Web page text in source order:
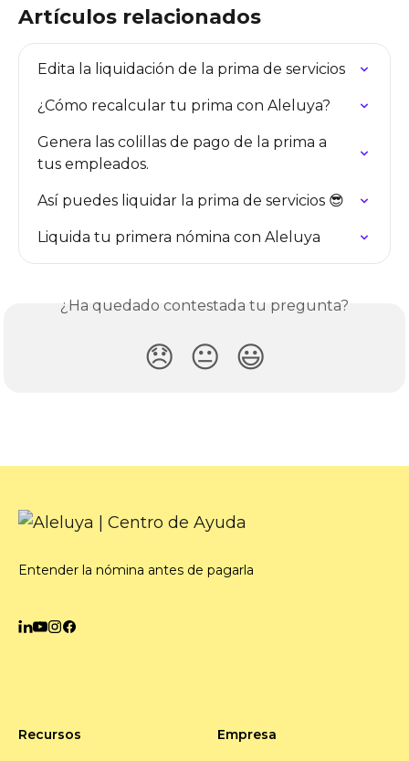
Artículos relacionados
Edita la liquidación de la prima de servicios
¿Cómo recalcular tu prima con Aleluya?
Genera las colillas de pago de la prima a
tus empleados.
Así puedes liquidar la prima de servicios 😎
Liquida tu primera nómina con Aleluya
¿Ha quedado contestada tu pregunta?
😞 😐 😃
Entender la nómina antes de pagarla
Recursos Empresa